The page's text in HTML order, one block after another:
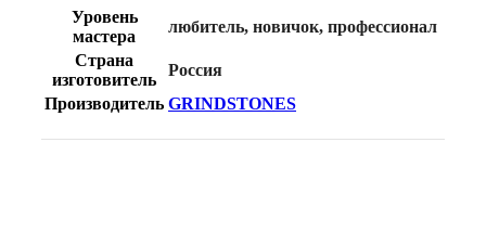
Уровень
мастера
любитель, новичок, профессионал
Страна
изготовитель
Россия
Производитель GRINDSTONES